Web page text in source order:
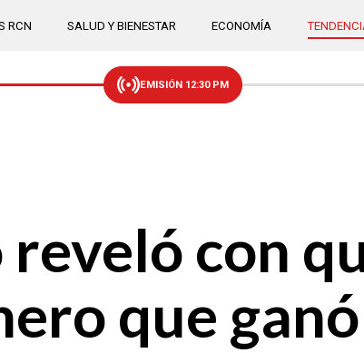
RCN SALUD Y BIENESTAR ECONOMÍA
EMISIÓN 12:30 PM
con
que ganó